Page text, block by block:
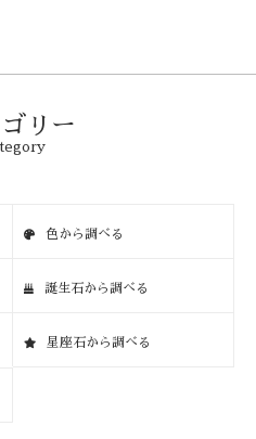
リー
色から調べる
誕生石から調べる
星座石から調べる